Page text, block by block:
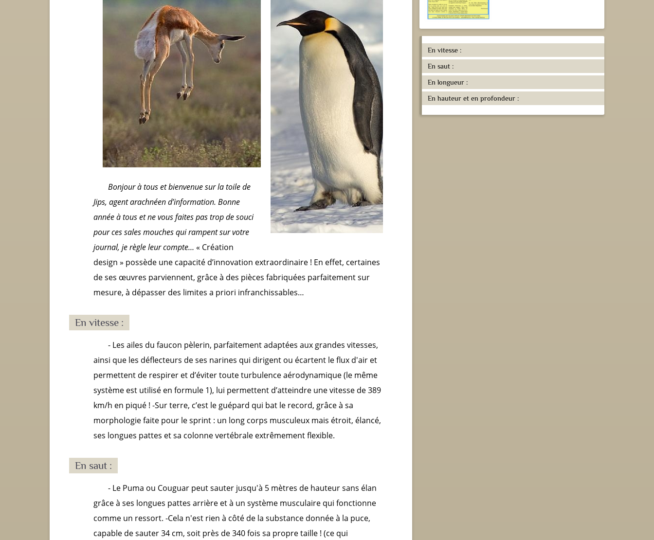
Bonjour à tous et bienvenue sur la toile de
Jips, agent arachnéen d’information. Bonne
année à tous et ne vous faites pas trop de souci
pour ces sales mouches qui rampent sur votre
journal, je règle leur compte… « Création
design » possède une capacité d’innovation extraordinaire ! En effet, certaines
de ses œuvres parviennent, grâce à des pièces fabriquées parfaitement sur
mesure, à dépasser des limites a priori infranchissables…
En vitesse :
- Les ailes du faucon pèlerin, parfaitement adaptées aux grandes vitesses,
ainsi que les déflecteurs de ses narines qui dirigent ou écartent le flux d'air et
permettent de respirer et d’éviter toute turbulence aérodynamique (le même
système est utilisé en formule 1), lui permettent d’atteindre une vitesse de 389
km/h en piqué ! -Sur terre, c’est le guépard qui bat le record, grâce à sa
morphologie faite pour le sprint : un long corps musculeux mais étroit, élancé,
ses longues pattes et sa colonne vertébrale extrêmement flexible.
En saut :
- Le Puma ou Couguar peut sauter jusqu'à 5 mètres de hauteur sans élan
grâce à ses longues pattes arrière et à un système musculaire qui fonctionne
comme un ressort. -Cela n'est rien à côté de la substance donnée à la puce,
capable de sauter 34 cm, soit près de 340 fois sa propre taille ! (ce qui
En vitesse :
En saut :
En longueur :
En hauteur et en profondeur :